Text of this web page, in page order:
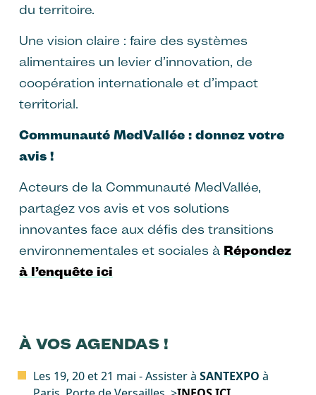
du territoire.
Une vision claire : faire des systèmes
alimentaires un levier d’innovation, de
coopération internationale et d’impact
territorial.
Communauté MedVallée : donnez votre
avis !
Acteurs de la Communauté MedVallée,
partagez vos avis et vos solutions
innovantes face aux défis des transitions
environnementales et sociales à Répondez
à l’enquête ici
À VOS AGENDAS !
Les 19, 20 et 21 mai - Assister à SANTEXPO à